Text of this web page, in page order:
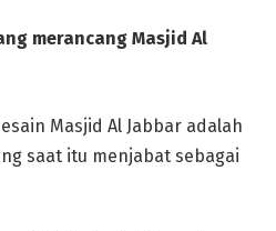
merancang Masjid Al
Masjid Al Jabbar adalah
saat itu menjabat sebagai